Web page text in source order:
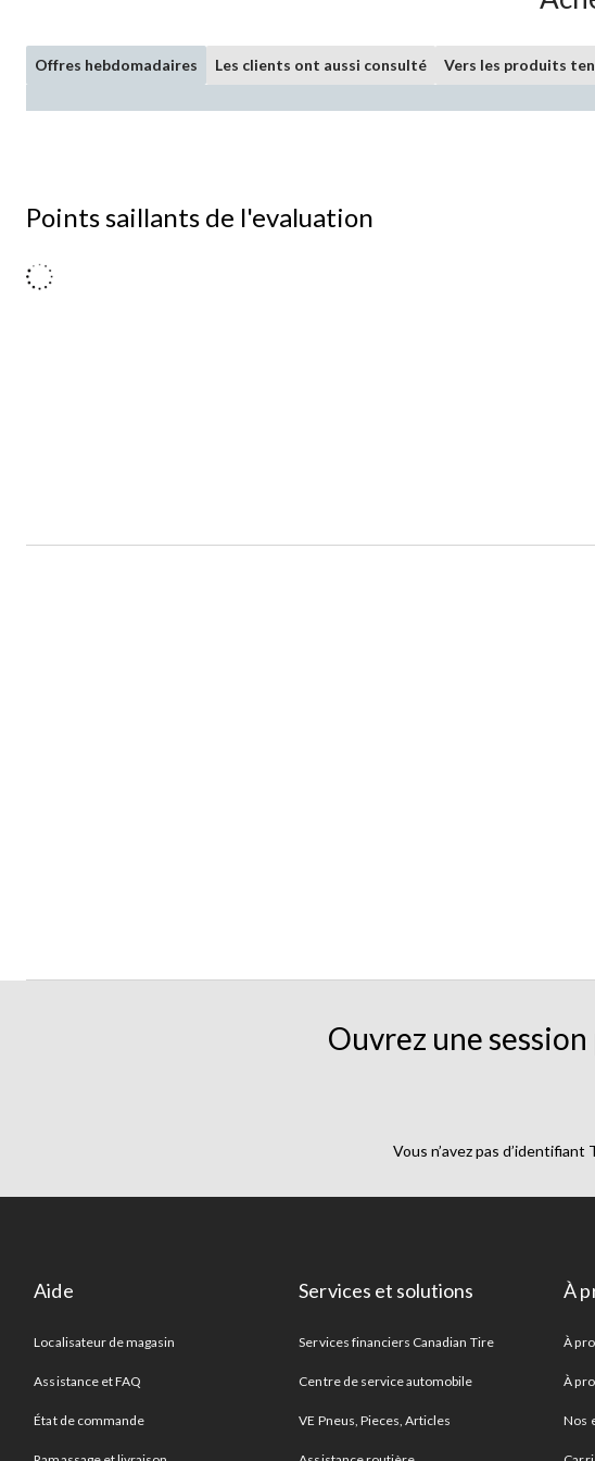
Offres hebdomadaires Les clients ont aussi consulté Vers les produits
Points saillants de l'evaluation
Ouvrez une
Vous n’avez pas
Aide
Localisateur de magasin
Assistance et FAQ
État de commande
Services et solutions
Services financiers Canadian Tire
Centre de service automobile
VE Pneus, Pieces, Articles
À
À
À
Nos